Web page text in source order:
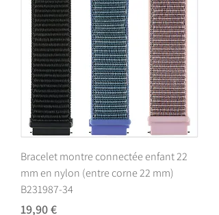
Bracelet montre connectée enfant 22
mm en nylon (entre corne 22 mm)
B231987-34
Prix
19,90 €